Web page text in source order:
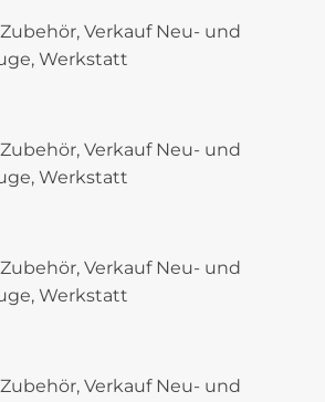
Verkauf Neu- und
Werkstatt
Verkauf Neu- und
Werkstatt
Verkauf Neu- und
Werkstatt
Verkauf Neu- und